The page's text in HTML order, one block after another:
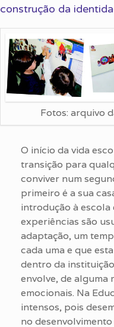
construção da
Fotos: arquivo
O início da vida
transição para
conviver num
primeiro é a sua
introdução à escola
experiências são
adaptação, um
cada uma e que
dentro da
envolve, de alguma
emocionais. Na
intensos, pois
no